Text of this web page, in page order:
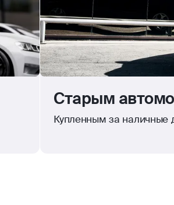
Старым
Купленным за наличные